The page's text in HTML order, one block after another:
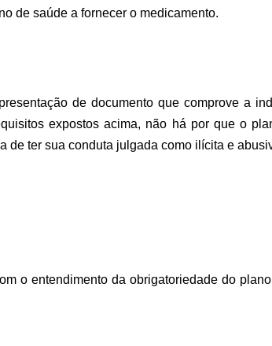
de saúde a fornecer o medicamento.
de documento que comprove a
expostos acima, não há por que o
de ter sua conduta julgada como ilícita e
o entendimento da obrigatoriedade do